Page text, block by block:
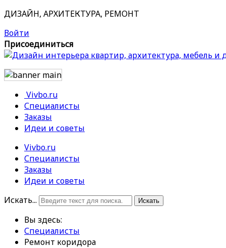
ДИЗАЙН, АРХИТЕКТУРА, РЕМОНТ
Войти
Присоединиться
Vivbo.ru
Специалисты
Заказы
Идеи и советы
Vivbo.ru
Специалисты
Заказы
Идеи и советы
Искать...
Искать
Вы здесь:
Специалисты
Ремонт коридора